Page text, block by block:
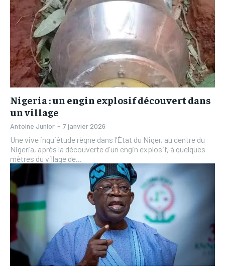
Nigeria : un engin explosif découvert dans
un village
Antoine Junior - 7 janvier 2026
Une vive inquiétude règne dans l’État du Niger, au centre du
Nigeria, après la découverte d'un engin explosif, à quelques
mètres du village de...